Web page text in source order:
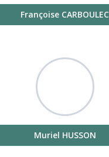
Françoise CARBOULEC
Muriel HUSSON